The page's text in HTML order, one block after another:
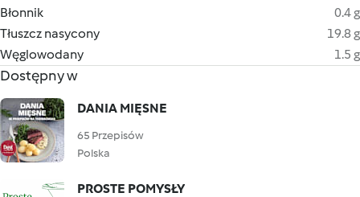
Błonnik
0.4 g
Tłuszcz nasycony
19.8 g
Węglowodany
1.5 g
Dostępny w
DANIA MIĘSNE
65 Przepisów
Polska
PROSTE POMYSŁY